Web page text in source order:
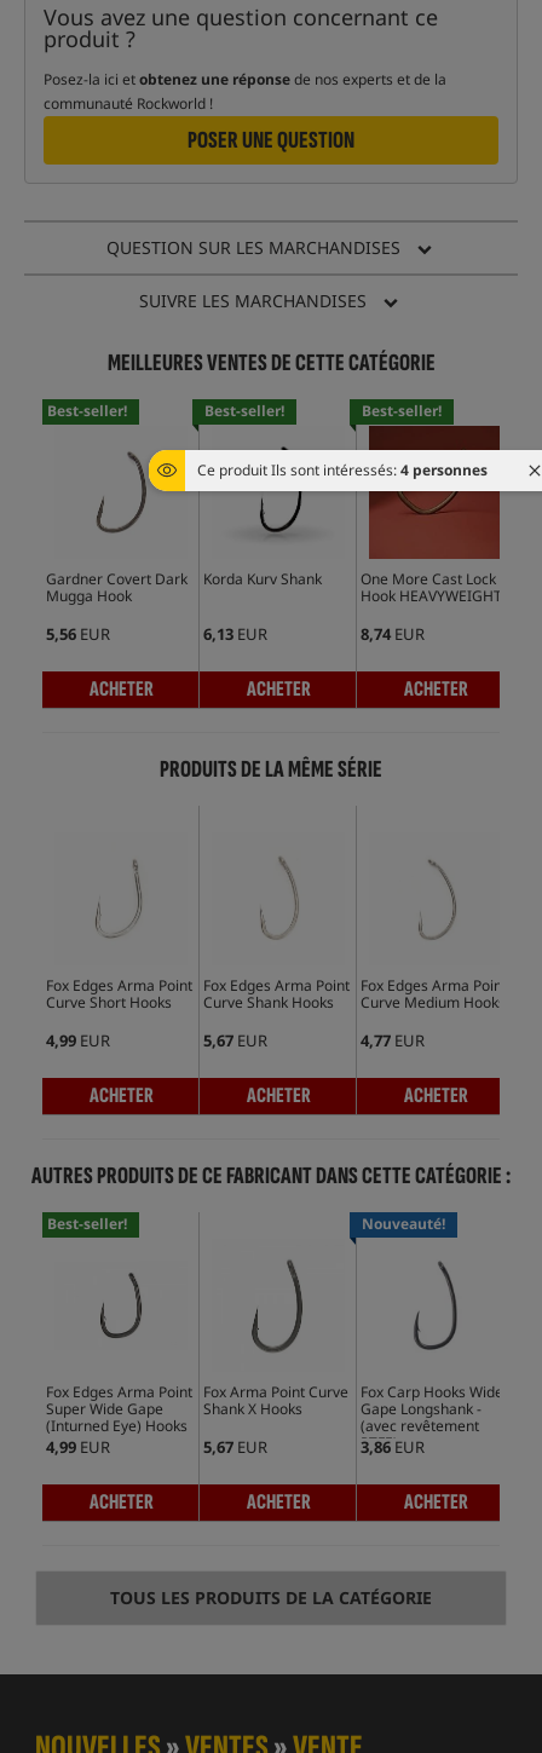
Ce produit Ils sont intéressés:4 personnes
Vous avez une question concernant ce
produit ?
Posez-la ici etobtenez une réponsede nos experts et de la
communauté Rockworld !
POSER UNE QUESTION
QUESTION SUR LES MARCHANDISES
SUIVRE LES MARCHANDISES
MEILLEURES VENTES DE CETTE CATÉGORIE
Best-seller!
Gardner Covert Dark
Mugga Hook
5,56 EUR
ACHETER
Best-seller!
Korda Kurv Shank
6,13 EUR
ACHETER
Best-seller!
One More Cast Lock
Hook HEAVYWEIGHT
8,74 EUR
ACHETER
PRODUITS DE LA MÊME SÉRIE
Fox Edges Arma Point
Curve Short Hooks
4,99 EUR
ACHETER
Fox Edges Arma Point
Curve Shank Hooks
5,67 EUR
ACHETER
Fox Edges Arma Point
Curve Medium Hooks
4,77 EUR
ACHETER
AUTRES PRODUITS DE CE FABRICANT DANS CETTE CATÉGORIE :
Best-seller!
Fox Edges Arma Point
Super Wide Gape
(Inturned Eye) Hooks
4,99 EUR
ACHETER
Fox Arma Point Curve
Shank X Hooks
5,67 EUR
ACHETER
Nouveauté!
Fox Carp Hooks Wide
Gape Longshank -
(avec revêtement
PTFE)
3,86 EUR
ACHETER
TOUS LES PRODUITS DE LA CATÉGORIE